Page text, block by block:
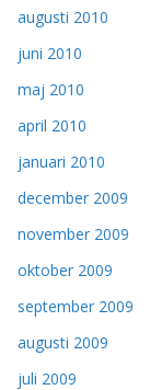
augusti 2010
juni 2010
maj 2010
april 2010
januari 2010
december 2009
november 2009
oktober 2009
september 2009
augusti 2009
juli 2009